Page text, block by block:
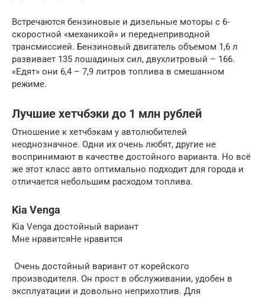
Встречаются бензиновые и дизельные моторы с 6-
скоростной «механикой» и переднеприводной
трансмиссией. Бензиновый двигатель объемом 1,6 л
развивает 135 лошадиных сил, двухлитровый – 166.
«Едят» они 6,4 – 7,9 литров топлива в смешанном
режиме.
Лучшие хетчбэки до 1 млн рублей
Отношение к хетчбэкам у автолюбителей
неоднозначное. Одни их очень любят, другие не
воспринимают в качестве достойного варианта. Но всё
же этот класс авто оптимально подходит для города и
отличается небольшим расходом топлива.
Kia Venga
Kia Venga достойный вариант
Мне нравитсяНе нравится
Очень достойный вариант от корейского
производителя. Он прост в обслуживании, удобен в
эксплуатации и довольно неприхотлив. Для